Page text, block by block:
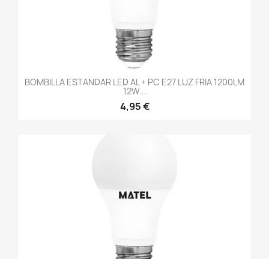
BOMBILLA ESTANDAR LED AL + PC E27 LUZ FRIA 1200LM
12W...
4,95 €